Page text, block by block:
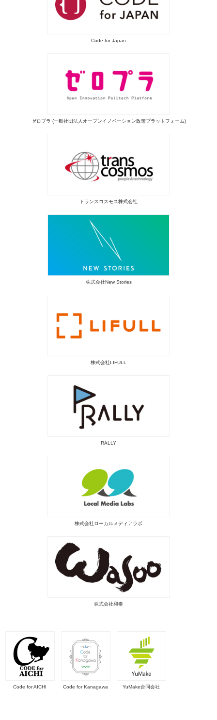
Code for Japan
ゼロプラ (一般社団法人オープンイノベーション政策プラットフォーム)
トランスコスモス株式会社
株式会社New Stories
株式会社LIFULL
RALLY
株式会社ローカルメディアラボ
株式会社和奏
Code for AICHI Code for Kanagawa YuMake合同会社